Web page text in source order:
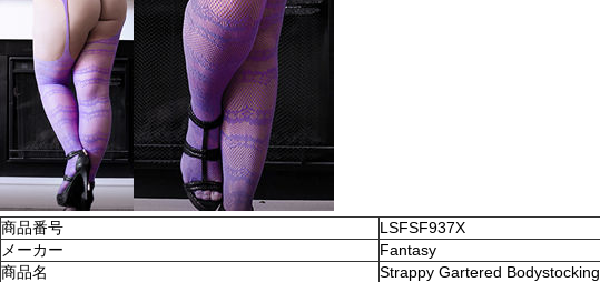
商品番号
LSFSF937X
メーカー
Fantasy
商品名
Strappy Gartered Bodystocking